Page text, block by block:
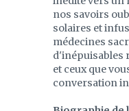
nos savoirs
solaires et
médecines
d'inépuisables
et ceux que
conversation